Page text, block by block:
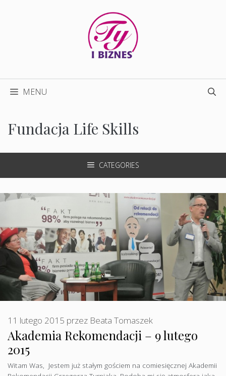
MENU
Fundacja Life Skills
CATEGORIES
Akademia Rekomendacji – 9 lutego
2015
11 lutego 2015 przez Beata Tomaszek
Witam Was, Jestem już stałym gościem na comiesięcznej Akademii